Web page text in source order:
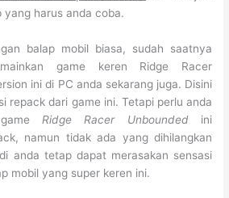
yang harus anda coba.
balap mobil biasa, sudah saatnya
game keren Ridge Racer
ini di PC anda sekarang juga. Disini
repack dari game ini. Tetapi perlu anda
Ridge Racer Unboundedini
namun tidak ada yang dihilangkan
anda tetap dapat merasakan sensasi
mobil yang super keren ini.